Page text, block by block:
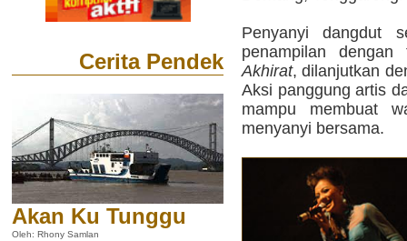
Cerita Pendek
Akan Ku Tunggu
Oleh: Rhony Samlan
Penyanyi dangdut
penampilan
Akhirat, dilanjutkan
Aksi panggung artis
mampu membuat
menyanyi bersama.